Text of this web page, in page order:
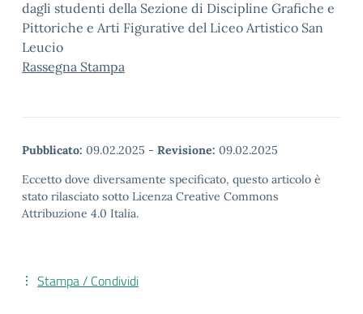
dagli studenti della Sezione di Discipline Grafiche e
Pittoriche e Arti Figurative del Liceo Artistico San
Leucio
Rassegna Stampa
Pubblicato: 09.02.2025 - Revisione: 09.02.2025
Eccetto dove diversamente specificato, questo articolo è
stato rilasciato sotto Licenza Creative Commons
Attribuzione 4.0 Italia.
Stampa / Condividi